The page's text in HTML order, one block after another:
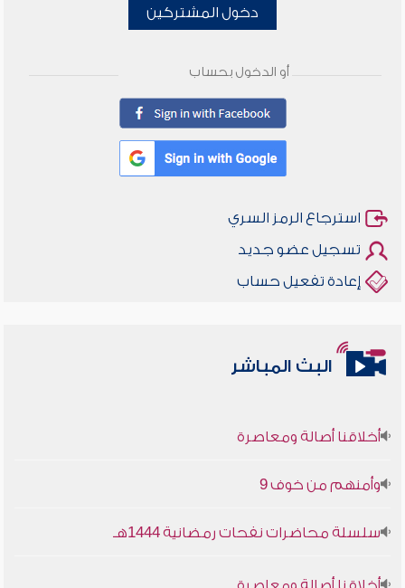
دخول المشتركين
أو الدخول بحساب
استرجاع الرمز السري
تسجيل عضو جديد
إعادة تفعيل حساب
البث المباشر
أخلاقنا أصالة ومعاصرة
وأمنهم من خوف 9
سلسلة محاضرات نفحات رمضانية 1444هـ
أخلاقنا أصالة ومعاصرة